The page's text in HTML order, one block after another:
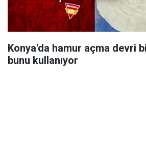
Konya'da hamur açma devri
bunu kullanıyor